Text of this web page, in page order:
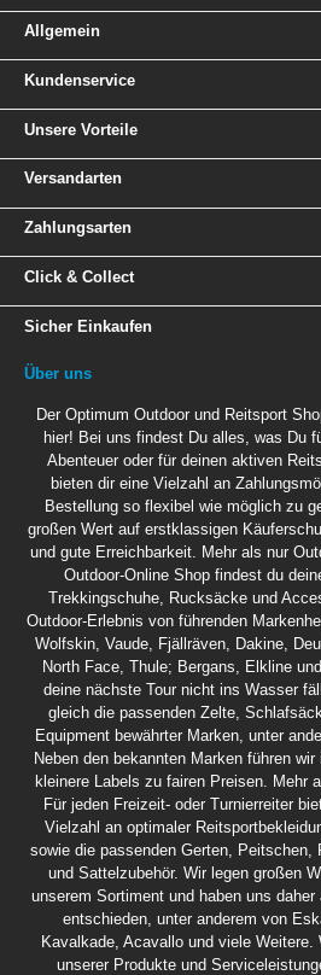
Allgemein
Kundenservice
Unsere Vorteile
Versandarten
Zahlungsarten
Click & Collect
Sicher Einkaufen
Über uns
Der Optimum Outdoor und Reitsport
hier! Bei uns findest Du alles, was Du
Abenteuer oder für deinen aktiven
bieten dir eine Vielzahl an
Bestellung so flexibel wie möglich zu
großen Wert auf erstklassigen
und gute Erreichbarkeit. Mehr als nur
Outdoor-Online Shop findest du
Trekkingschuhe, Rucksäcke und
Outdoor-Erlebnis von führenden
Wolfskin, Vaude, Fjällräven, Dakine,
North Face, Thule; Bergans, Elkline
deine nächste Tour nicht ins Wasser
gleich die passenden Zelte,
Equipment bewährter Marken, unter
Neben den bekannten Marken führen
kleinere Labels zu fairen Preisen. Mehr
Für jeden Freizeit- oder Turnierreiter
Vielzahl an optimaler
sowie die passenden Gerten, Peitschen,
und Sattelzubehör. Wir legen großen
unserem Sortiment und haben uns
entschieden, unter anderem von
Kavalkade, Acavallo und viele
unserer Produkte und